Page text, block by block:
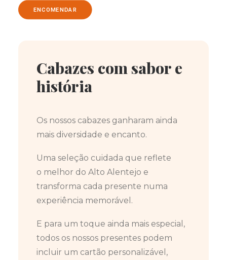
ENCOMENDAR
Cabazes com sabor e
história
Os nossos cabazes ganharam ainda
mais diversidade e encanto.
Uma seleção cuidada que reflete
o melhor do Alto Alentejo e
transforma cada presente numa
experiência memorável.
E para um toque ainda mais especial,
todos os nossos presentes podem
incluir um cartão personalizável,